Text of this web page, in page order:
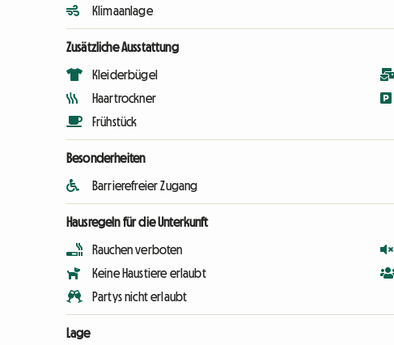
Klimaanlage
Zusätzliche Ausstattung
Kleiderbügel
Haartrockner
Frühstück
Besonderheiten
Barrierefreier Zugang
Hausregeln für die Unterkunft
Rauchen verboten
Keine Haustiere erlaubt
Partys nicht erlaubt
Lage